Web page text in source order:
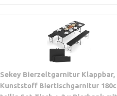
Sekey Bierzeltgarnitur Klappbar,
Kunststoff Biertischgarnitur